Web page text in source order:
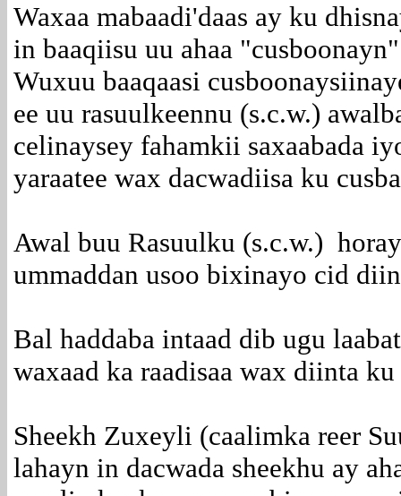
Waxaa mabaadi'daas ay ku
in baaqiisu uu ahaa
Wuxuu baaqaasi
ee uu rasuulkeennu (s.c.w.)
celinaysey fahamkii saxaabada
yaraatee wax dacwadiisa ku
Awal buu Rasuulku (s.c.w.)
ummaddan usoo bixinayo cid
Bal haddaba intaad dib ugu
waxaad ka raadisaa wax diinta
Sheekh Zuxeyli (caalimka reer
lahayn in dacwada sheekhu ay